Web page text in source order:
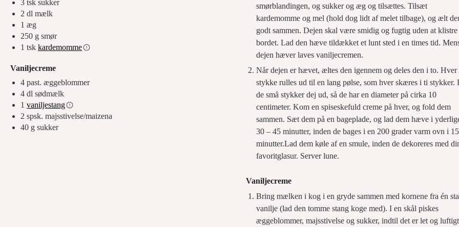
3 tsk sukker
2 dl mælk
1 æg
250 g smør
1 tsk kardemomme
Vaniljecreme
4 past. æggeblommer
4 dl sødmælk
1 vaniljestang
2 spsk. majsstivelse/maizena
40 g sukker
smørblandingen, og sukker og æg og tilsættes. Tilsæt
kardemomme og mel (hold dog lidt af melet tilbage), og ælt
godt sammen. Dejen skal være smidig og fugtig uden at
bordet. Lad den hæve tildækket et lunt sted i en times tid.
dejen hæver laves vaniljecremen.
Når dejen er hævet, æltes den igennem og deles den i to. Hver
stykke rulles ud til en lang pølse, som hver skæres i ti stykker.
de små stykker dej ud, så de har en diameter på cirka 10
centimeter. Kom en spiseskefuld creme på hver, og fold dem
sammen. Sæt dem på en bageplade, og lad dem hæve i
30 – 45 minutter, inden de bages i en 200 grader varm ovn i 15
minutter.Lad dem køle af en smule, inden de dekoreres med
favoritglasur. Server lune.
Vaniljecreme
Bring mælken i kog i en gryde sammen med kornene fra én
vanilje (lad den tomme stang koge med). I en skål piskes
æggeblommer, majsstivelse og sukker, indtil det er let og